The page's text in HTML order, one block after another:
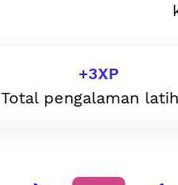
+3XP
Total pengalaman